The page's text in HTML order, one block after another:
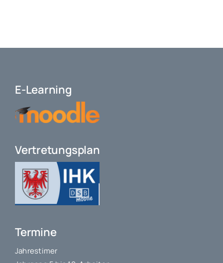
E-Learning
Vertretungsplan
Termine
Jahrestimer